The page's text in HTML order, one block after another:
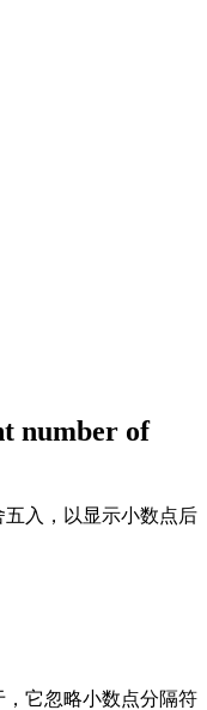
number of
入，以显示小数点后
它忽略小数点分隔符